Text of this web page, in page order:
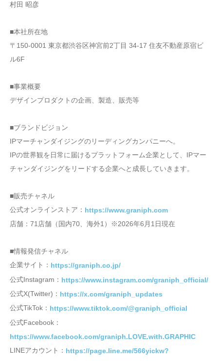
村田 昭彦
■本社所在地
〒150-0001 東京都渋谷区神宮前2丁目 34-17 住友不動産原宿ビ
ル6F
■事業概要
デザインプロダクトの企画、製造、販売等
■ブランドビジョン
IPマーチャンダイジングのリーディングカンパニーへ。
IPの世界観を日常に届けるプラットフォーム企業として、IPマー
チャンダイジングをリードする企業へと成長していきます。
■販売チャネル
公式オンラインストア： https://www.graniph.com
店舗：71店舗（国内70、海外1）※2026年6月1日現在
■情報発信チャネル
企業サイト： https://graniph.co.jp/
公式Instagram： https://www.instagram.com/graniph_official/
公式X(Twitter)： https://x.com/graniph_updates
公式TikTok： https://www.tiktok.com/@graniph_official
公式Facebook：
https://www.facebook.com/graniph.LOVE.with.GRAPHIC
LINEアカウント： https://page.line.me/566yickw?